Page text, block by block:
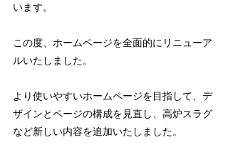
います。
この度、ホームページを全面的にリニューア
ルいたしました。
より使いやすいホームページを目指して、デ
ザインとページの構成を見直し、高炉スラグ
など新しい内容を追加いたしました。